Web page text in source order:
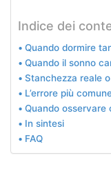
Indice dei
Quando dormire
Quando il sonno
Stanchezza reale
L’errore più
Quando osservare
In sintesi
FAQ